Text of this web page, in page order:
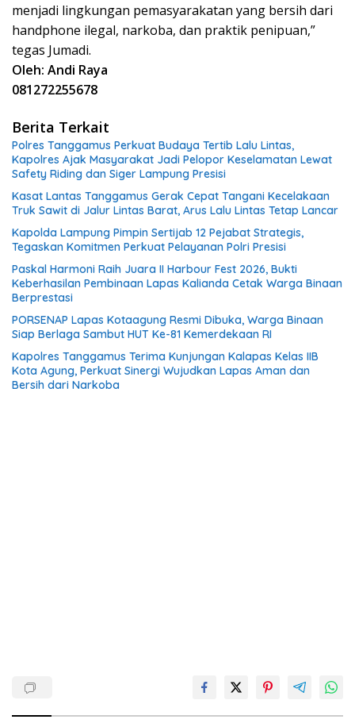
menjadi lingkungan pemasyarakatan yang bersih dari
handphone ilegal, narkoba, dan praktik penipuan,”
tegas Jumadi.
Oleh: Andi Raya
081272255678
Berita Terkait
Polres Tanggamus Perkuat Budaya Tertib Lalu Lintas,
Kapolres Ajak Masyarakat Jadi Pelopor Keselamatan Lewat
Safety Riding dan Siger Lampung Presisi
Kasat Lantas Tanggamus Gerak Cepat Tangani Kecelakaan
Truk Sawit di Jalur Lintas Barat, Arus Lalu Lintas Tetap Lancar
Kapolda Lampung Pimpin Sertijab 12 Pejabat Strategis,
Tegaskan Komitmen Perkuat Pelayanan Polri Presisi
Paskal Harmoni Raih Juara II Harbour Fest 2026, Bukti
Keberhasilan Pembinaan Lapas Kalianda Cetak Warga Binaan
Berprestasi
PORSENAP Lapas Kotaagung Resmi Dibuka, Warga Binaan
Siap Berlaga Sambut HUT Ke-81 Kemerdekaan RI
Kapolres Tanggamus Terima Kunjungan Kalapas Kelas IIB
Kota Agung, Perkuat Sinergi Wujudkan Lapas Aman dan
Bersih dari Narkoba